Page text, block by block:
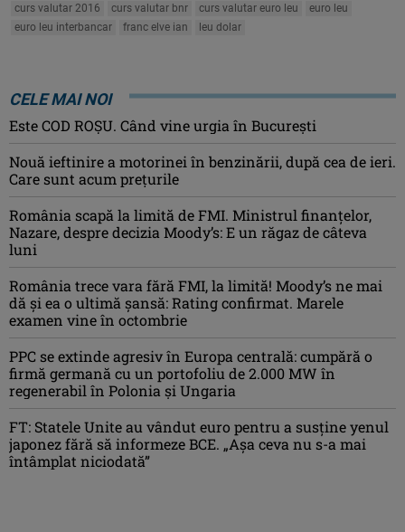
curs valutar 2016
curs valutar bnr curs valutar euro leu
euro leu
euro leu interbancar
franc elve ian leu dolar
CELE MAI NOI
Este COD ROŞU. Când vine urgia în Bucureşti
Nouă ieftinire a motorinei în benzinării, după cea de ieri.
Care sunt acum prețurile
România scapă la limită de FMI. Ministrul finanțelor,
Nazare, despre decizia Moody’s: E un răgaz de câteva
luni
România trece vara fără FMI, la limită! Moody’s ne mai
dă și ea o ultimă șansă: Rating confirmat. Marele
examen vine în octombrie
PPC se extinde agresiv în Europa centrală: cumpără o
firmă germană cu un portofoliu de 2.000 MW în
regenerabil în Polonia și Ungaria
FT: Statele Unite au vândut euro pentru a susține yenul
japonez fără să informeze BCE. „Așa ceva nu s-a mai
întâmplat niciodată”